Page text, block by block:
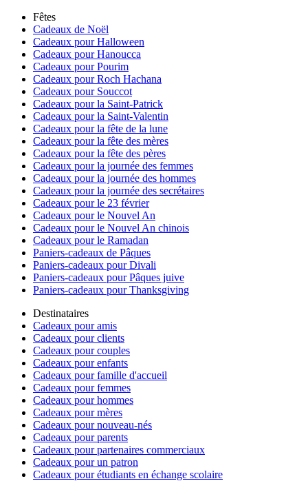
Fêtes
Cadeaux de Noël
Cadeaux pour Halloween
Cadeaux pour Hanoucca
Cadeaux pour Pourim
Cadeaux pour Roch Hachana
Cadeaux pour Souccot
Cadeaux pour la Saint-Patrick
Cadeaux pour la Saint-Valentin
Cadeaux pour la fête de la lune
Cadeaux pour la fête des mères
Cadeaux pour la fête des pères
Cadeaux pour la journée des femmes
Cadeaux pour la journée des hommes
Cadeaux pour la journée des secrétaires
Cadeaux pour le 23 février
Cadeaux pour le Nouvel An
Cadeaux pour le Nouvel An chinois
Cadeaux pour le Ramadan
Paniers-cadeaux de Pâques
Paniers-cadeaux pour Divali
Paniers-cadeaux pour Pâques juive
Paniers-cadeaux pour Thanksgiving
Destinataires
Cadeaux pour amis
Cadeaux pour clients
Cadeaux pour couples
Cadeaux pour enfants
Cadeaux pour famille d'accueil
Cadeaux pour femmes
Cadeaux pour hommes
Cadeaux pour mères
Cadeaux pour nouveau-nés
Cadeaux pour parents
Cadeaux pour partenaires commerciaux
Cadeaux pour un patron
Cadeaux pour étudiants en échange scolaire